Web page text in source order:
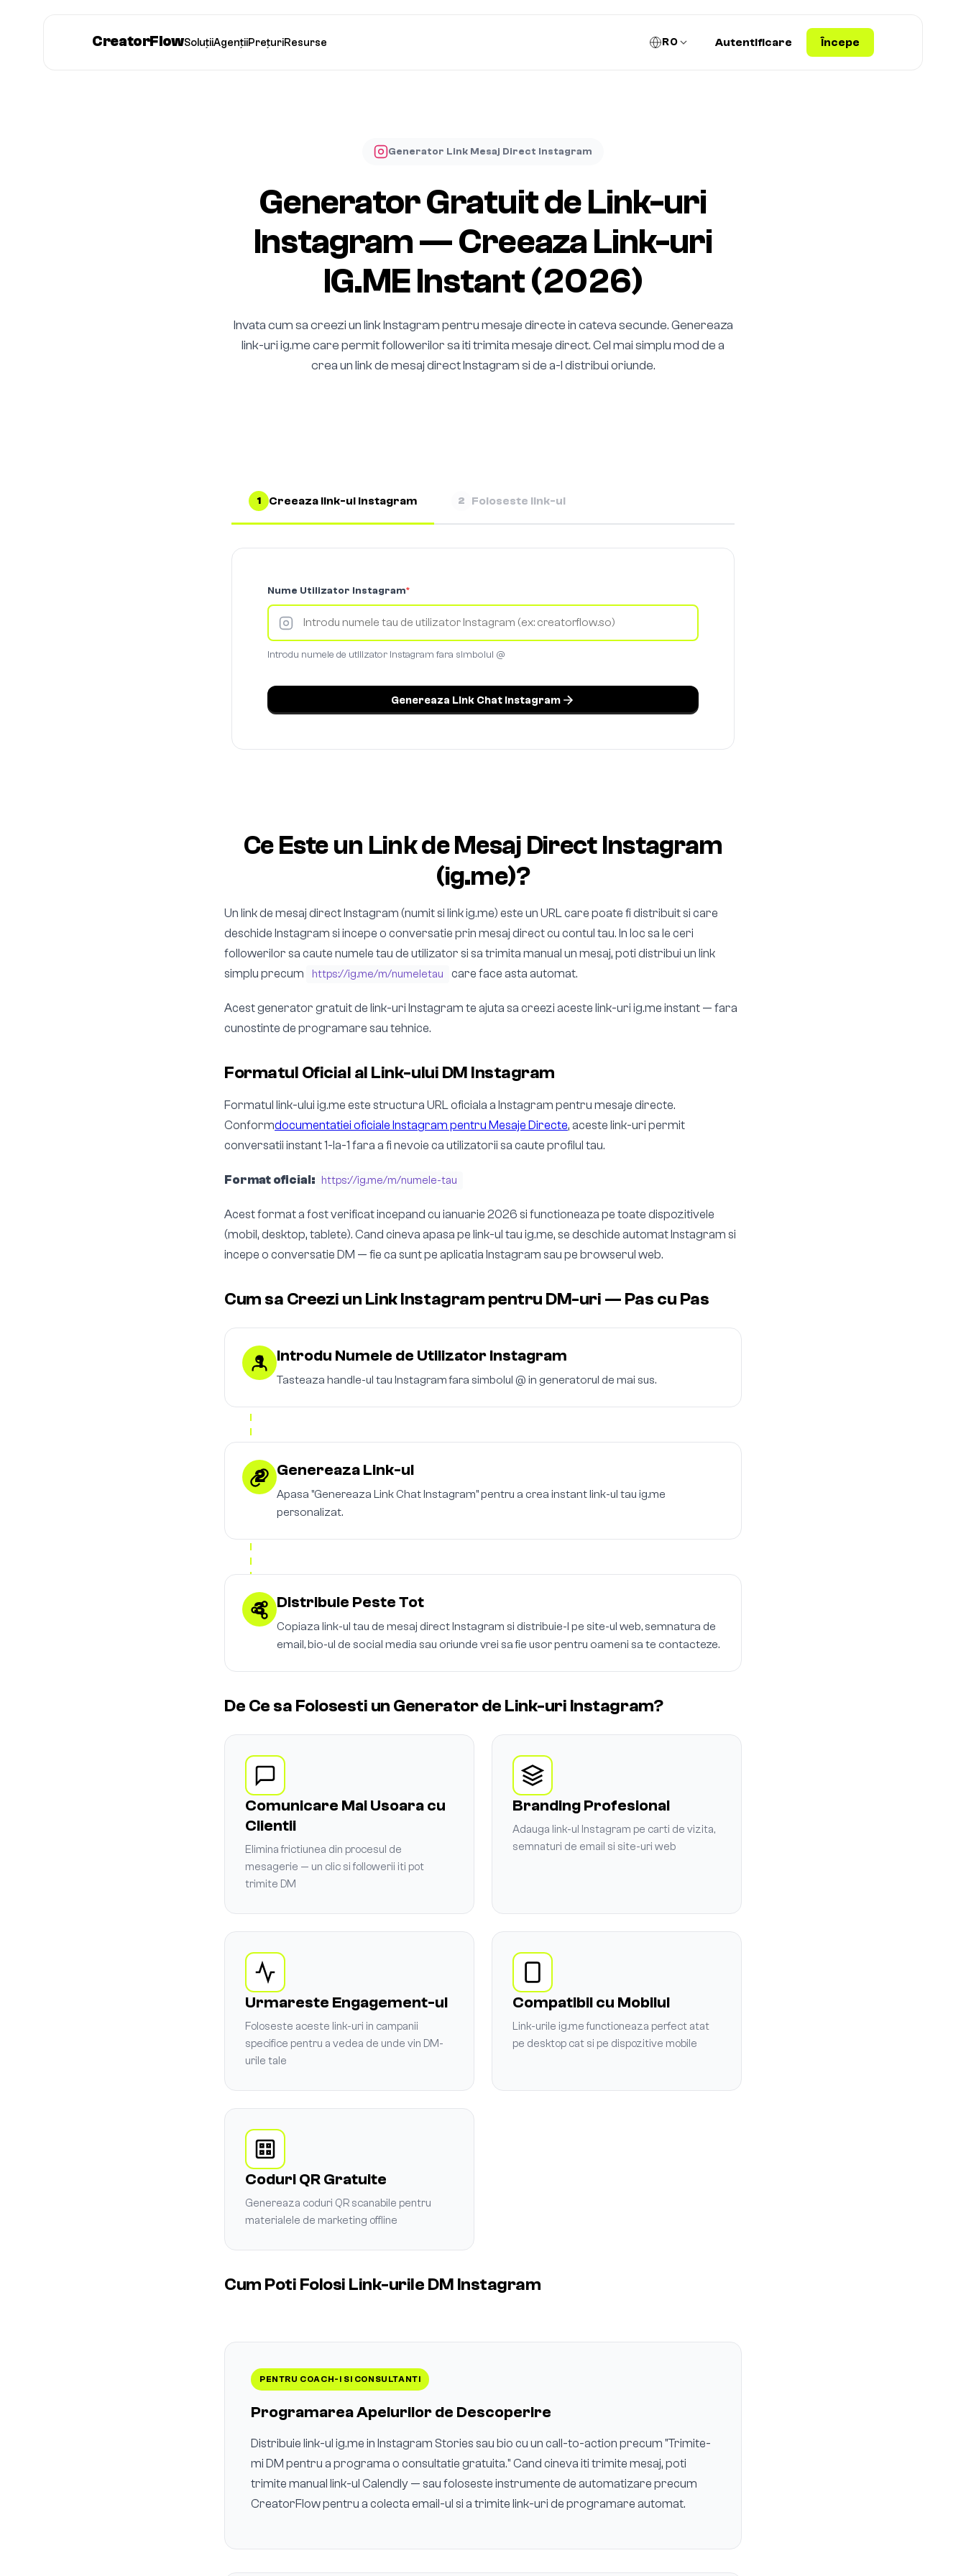
CreatorFlowSoluțiiAgențiiPrețuriResurse RO Autentificare Începe
Generator Link Mesaj Direct Instagram
Generator Gratuit de Link-uri
Instagram — Creeaza Link-uri
IG.ME Instant (2026)
Invata cum sa creezi un link Instagram pentru mesaje directe in cateva secunde. Genereaza
link-uri ig.me care permit followerilor sa iti trimita mesaje direct. Cel mai simplu mod de a
crea un link de mesaj direct Instagram si de a-l distribui oriunde.
1 Creeaza link-ul Instagram 2 Foloseste link-ul
Nume Utilizator Instagram*
Introdu numele de utilizator Instagram fara simbolul @
Genereaza Link Chat Instagram
Ce Este un Link de Mesaj Direct Instagram
(ig.me)?
Un link de mesaj direct Instagram (numit si link ig.me) este un URL care poate fi distribuit si care
deschide Instagram si incepe o conversatie prin mesaj direct cu contul tau. In loc sa le ceri
followerilor sa caute numele tau de utilizator si sa trimita manual un mesaj, poti distribui un link
simplu precum
https://ig.me/m/numeletau care face asta automat.
Acest generator gratuit de link-uri Instagram te ajuta sa creezi aceste link-uri ig.me instant — fara
cunostinte de programare sau tehnice.
Formatul Oficial al Link-ului DM Instagram
Formatul link-ului ig.me este structura URL oficiala a Instagram pentru mesaje directe.
Conformdocumentatiei oficiale Instagram pentru Mesaje Directe, aceste link-uri permit
conversatii instant 1-la-1 fara a fi nevoie ca utilizatorii sa caute profilul tau.
Format oficial: https://ig.me/m/numele-tau
Acest format a fost verificat incepand cu ianuarie 2026 si functioneaza pe toate dispozitivele
(mobil, desktop, tablete). Cand cineva apasa pe link-ul tau ig.me, se deschide automat Instagram si
incepe o conversatie DM — fie ca sunt pe aplicatia Instagram sau pe browserul web.
Cum sa Creezi un Link Instagram pentru DM-uri — Pas cu Pas
1 Introdu Numele de Utilizator Instagram
Tasteaza handle-ul tau Instagram fara simbolul @ in generatorul de mai sus.
2 Genereaza Link-ul
Apasa "Genereaza Link Chat Instagram" pentru a crea instant link-ul tau ig.me
personalizat.
3 Distribuie Peste Tot
Copiaza link-ul tau de mesaj direct Instagram si distribuie-l pe site-ul web, semnatura de
email, bio-ul de social media sau oriunde vrei sa fie usor pentru oameni sa te contacteze.
De Ce sa Folosesti un Generator de Link-uri Instagram?
Comunicare Mai Usoara cu
Clientii
Elimina frictiunea din procesul de
mesagerie — un clic si followerii iti pot
trimite DM
Branding Profesional
Adauga link-ul Instagram pe carti de vizita,
semnaturi de email si site-uri web
Urmareste Engagement-ul
Foloseste aceste link-uri in campanii
specifice pentru a vedea de unde vin DM-
urile tale
Compatibil cu Mobilul
Link-urile ig.me functioneaza perfect atat
pe desktop cat si pe dispozitive mobile
Coduri QR Gratuite
Genereaza coduri QR scanabile pentru
materialele de marketing offline
Cum Poti Folosi Link-urile DM Instagram
PENTRU COACH-I SI CONSULTANTI
Programarea Apelurilor de Descoperire
Distribuie link-ul ig.me in Instagram Stories sau bio cu un call-to-action precum "Trimite-
mi DM pentru a programa o consultatie gratuita." Cand cineva iti trimite mesaj, poti
trimite manual link-ul Calendly — sau foloseste instrumente de automatizare precum
CreatorFlow pentru a colecta email-ul si a trimite link-uri de programare automat.